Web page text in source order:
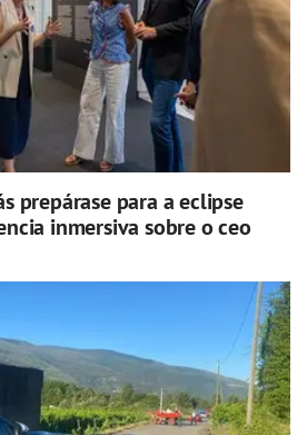
prepárase para a eclipse
inmersiva sobre o ceo